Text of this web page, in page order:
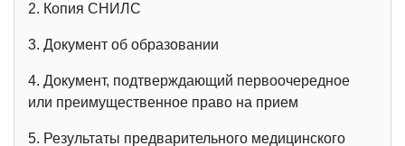
2. Копия СНИЛС
3. Документ об образовании
4. Документ, подтверждающий первоочередное
или преимущественное право на прием
5. Результаты предварительного медицинского